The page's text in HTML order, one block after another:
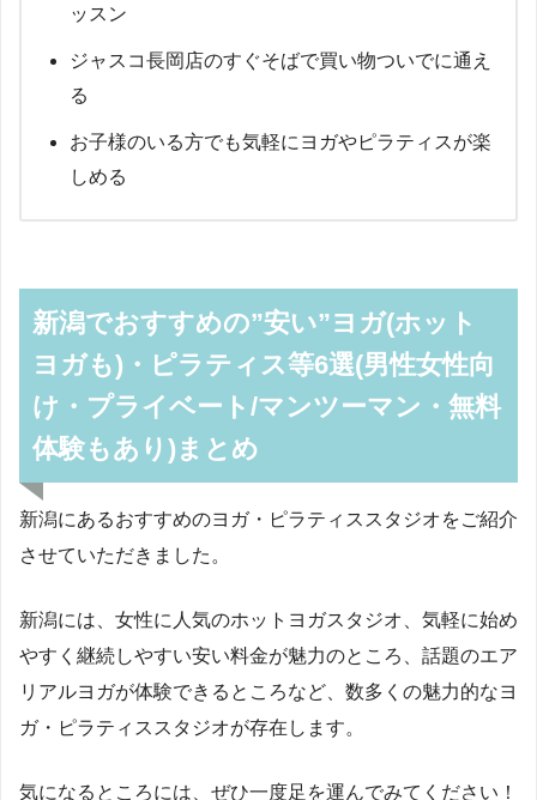
ッスン
ジャスコ長岡店のすぐそばで買い物ついでに通え
る
お子様のいる方でも気軽にヨガやピラティスが楽
しめる
新潟でおすすめの”安い”ヨガ(ホット
ヨガも)・ピラティス等6選(男性女性向
け・プライベート/マンツーマン・無料
体験もあり)まとめ
新潟にあるおすすめのヨガ・ピラティススタジオをご紹介
させていただきました。
新潟には、女性に人気のホットヨガスタジオ、気軽に始め
やすく継続しやすい安い料金が魅力のところ、話題のエア
リアルヨガが体験できるところなど、数多くの魅力的なヨ
ガ・ピラティススタジオが存在します。
気になるところには、ぜひ一度足を運んでみてください！